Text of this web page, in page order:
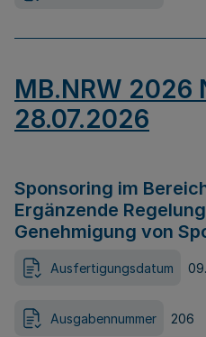
MB.NRW 2026
28.07.2026
Sponsoring im
Ergänzende
Genehmigung von
Ausfertigungsdatum
Ausgabennummer 206